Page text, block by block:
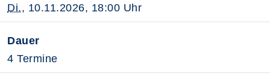
Di., 10.11.2026, 18:00 Uhr
Dauer
4 Termine